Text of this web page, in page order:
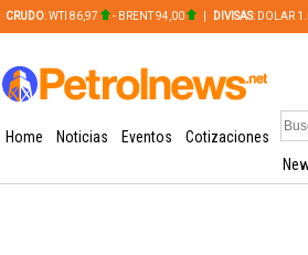
CRUDO: WTI 86,97 - BRENT 94,00 DIVISAS: DOLAR
Home Noticias Eventos
Cotizaciones